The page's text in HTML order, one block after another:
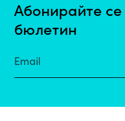
Абонирайте
бюлетин